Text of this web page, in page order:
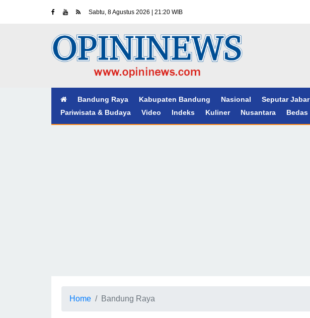
Sabtu, 8 Agustus 2026 | 21:20 WIB
Bandung Raya Kabupaten Bandung Nasional Seputar Jabar
Pariwisata & Budaya
Video Indeks Kuliner Nusantara Bedas
Home Bandung Raya